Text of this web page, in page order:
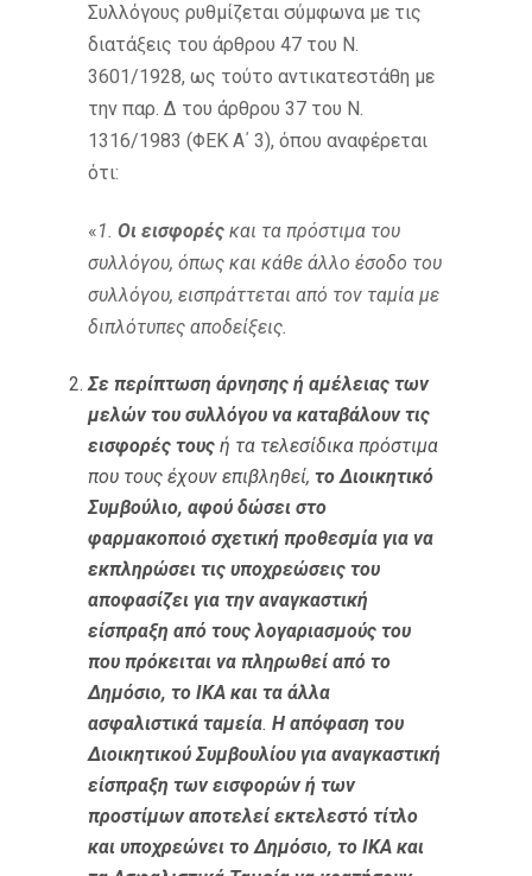
Συλλόγους ρυθμίζεται σύμφωνα με τις
διατάξεις του άρθρου 47 του Ν.
3601/1928, ως τούτο αντικατεστάθη με
την παρ. Δ του άρθρου 37 του Ν.
1316/1983 (ΦΕΚ Α΄ 3), όπου αναφέρεται
ότι:
«1. Οι εισφορές και τα πρόστιμα του
συλλόγου, όπως και κάθε άλλο έσοδο του
συλλόγου, εισπράττεται από τον ταμία με
διπλότυπες αποδείξεις.
Σε περίπτωση άρνησης ή αμέλειας των
μελών του συλλόγου να καταβάλουν τις
εισφορές τους ή τα τελεσίδικα πρόστιμα
που τους έχουν επιβληθεί, το Διοικητικό
Συμβούλιο, αφού δώσει στο
φαρμακοποιό σχετική προθεσμία για να
εκπληρώσει τις υποχρεώσεις του
αποφασίζει για την αναγκαστική
είσπραξη από τους λογαριασμούς του
που πρόκειται να πληρωθεί από το
Δημόσιο, το ΙΚΑ και τα άλλα
ασφαλιστικά ταμεία. Η απόφαση του
Διοικητικού Συμβουλίου για αναγκαστική
είσπραξη των εισφορών ή των
προστίμων αποτελεί εκτελεστό τίτλο
και υποχρεώνει το Δημόσιο, το ΙΚΑ και